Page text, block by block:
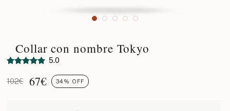
Collar con nombre Tokyo
5.0
102€ 67€ 34% OFF